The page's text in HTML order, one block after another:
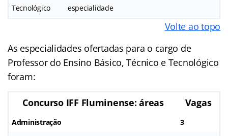
Tecnológico
especialidade
Volte ao topo
As especialidades ofertadas para o cargo de
Professor do Ensino Básico, Técnico e Tecnológico
foram:
Concurso IFF Fluminense: áreas Vagas
Administração 3